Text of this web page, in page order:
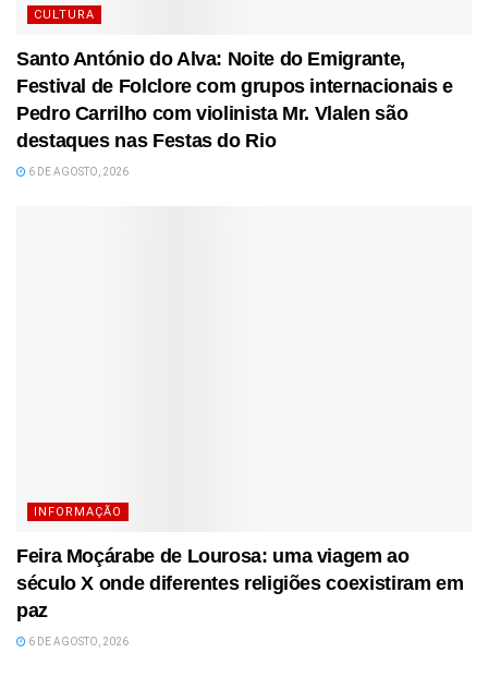
CULTURA
Santo António do Alva: Noite do Emigrante,
Festival de Folclore com grupos internacionais e
Pedro Carrilho com violinista Mr. Vlalen são
destaques nas Festas do Rio
6 DE AGOSTO, 2026
INFORMAÇÃO
Feira Moçárabe de Lourosa: uma viagem ao
século X onde diferentes religiões coexistiram em
paz
6 DE AGOSTO, 2026